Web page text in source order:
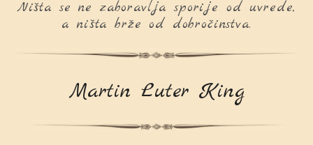
Ništa se ne zaboravlja sporije od uvrede,
a ništa brže od dobročinstva.
Martin Luter King